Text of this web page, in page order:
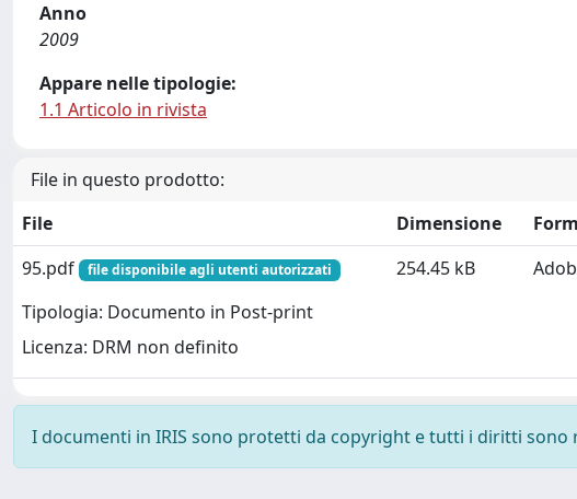
Anno
2009
Appare nelle tipologie:
1.1 Articolo in rivista
File in questo prodotto:
File
Dimensione
95.pdf
file disponibile agli utenti autorizzati
Tipologia: Documento in Post-print
Licenza: DRM non definito
254.45 kB
I documenti in IRIS sono protetti da copyright e tutti i diritti sono